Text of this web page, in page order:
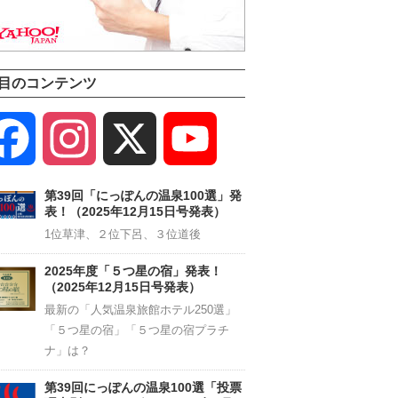
のコンテンツ
Facebook Instagram
Channel
第39回「にっぽんの温泉100選」発
表！（2025年12月15日号発表）
1位草津、２位下呂、３位道後
2025年度「５つ星の宿」発表！
（2025年12月15日号発表）
最新の「人気温泉旅館ホテル250選」
「５つ星の宿」「５つ星の宿プラチ
ナ」は？
第39回にっぽんの温泉100選「投票